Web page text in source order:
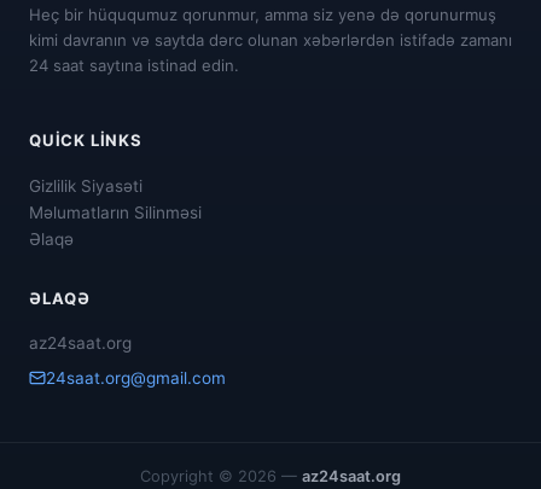
Heç bir hüququmuz qorunmur, amma siz yenə də qorunurmuş
kimi davranın və saytda dərc olunan xəbərlərdən istifadə zamanı
24 saat saytına istinad edin.
QUICK LINKS
Gizlilik Siyasəti
Məlumatların Silinməsi
Əlaqə
ƏLAQƏ
az24saat.org
24saat.org@gmail.com
Copyright © 2026 — az24saat.org